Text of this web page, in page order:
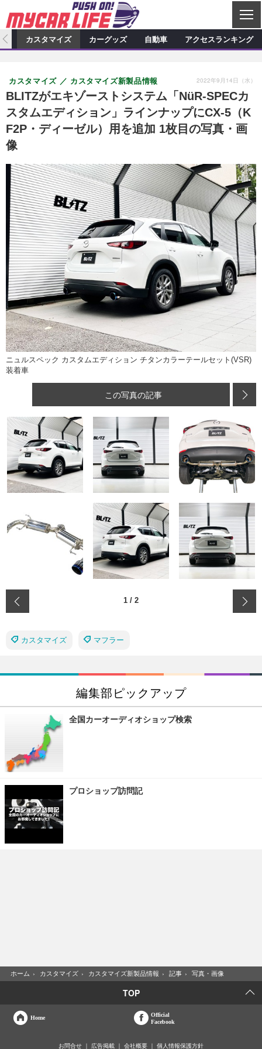
C
L
S
カーオーディオ
プロショップ検索 ショップ訪問記
カーオーディオニュース デモカー製作記
その他
カスタマイズ特集記事 カスタマイズ新製品情報
カスタマイズニュース
カーグッズ
カーグッズ特集記事 カーグッズ新製品情報
カーグッズニュース
自動車
スクープ
アクセスランキング
カスタマイズ カーグッズ 自動車 アクセスランキング
BLITZがエキゾーストシステム「NüR-SPECカ
スタムエディション」ラインナップにCX-5（K
F2P・ディーゼル）用を追加 1枚目の写真・画
像
カスタマイズ カスタマイズ新製品情報 2022年9月14日（水）
ニュルスペック カスタムエディション チタンカラーテールセット(VSR)
装着車
この写真の記事
1 / 2
カスタマイズ マフラー
編集部ピックアップ
全国カーオーディオショップ検索
プロショップ訪問記
ホーム › カスタマイズ › カスタマイズ新製品情報 › 記事 › 写真・画像
TOP
Home
Official
Facebook
お問合せ 広告掲載 会社概要 個人情報保護方針